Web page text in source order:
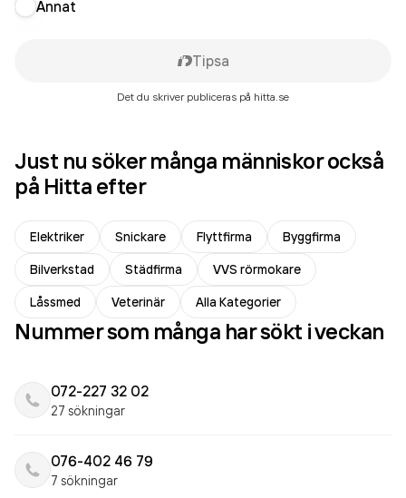
Annat
Tipsa
Det du skriver publiceras på hitta.se
Just nu söker många människor också
på Hitta efter
Elektriker Snickare Flyttfirma
Byggfirma
Bilverkstad
Städfirma
VVS rörmokare
Låssmed
Veterinär Alla Kategorier
Nummer som många har sökt i veckan
072-227 32 02
27 sökningar
076-402 46 79
7 sökningar